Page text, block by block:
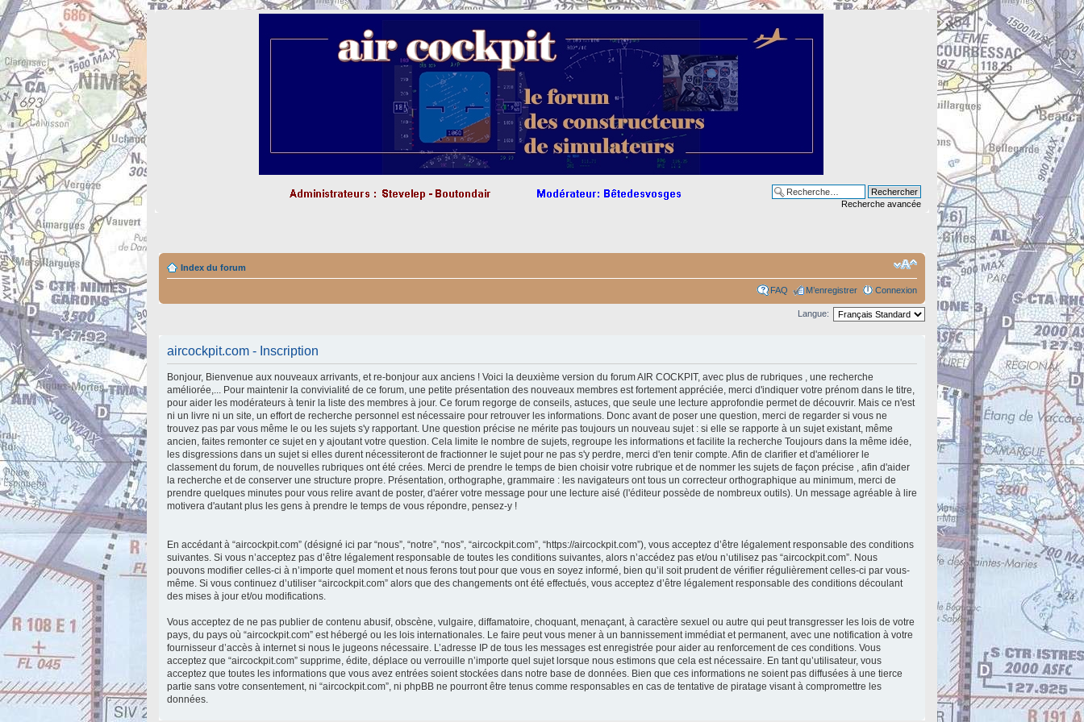
Recherche avancée
Index du forum
FAQ M’enregistrer Connexion
Langue:
aircockpit.com - Inscription
Bonjour, Bienvenue aux nouveaux arrivants, et re-bonjour aux anciens ! Voici la deuxième version du forum AIR COCKPIT, avec plus de rubriques , une recherche
améliorée,... Pour maintenir la convivialité de ce forum, une petite présentation des nouveaux membres est fortement appréciée, merci d'indiquer votre prénom dans le titre,
pour aider les modérateurs à tenir la liste des membres à jour. Ce forum regorge de conseils, astuces, que seule une lecture approfondie permet de découvrir. Mais ce n'est
ni un livre ni un site, un effort de recherche personnel est nécessaire pour retrouver les informations. Donc avant de poser une question, merci de regarder si vous ne
trouvez pas par vous même le ou les sujets s'y rapportant. Une question précise ne mérite pas toujours un nouveau sujet : si elle se rapporte à un sujet existant, même
ancien, faites remonter ce sujet en y ajoutant votre question. Cela limite le nombre de sujets, regroupe les informations et facilite la recherche Toujours dans la même idée,
les disgressions dans un sujet si elles durent nécessiteront de fractionner le sujet pour ne pas s'y perdre, merci d'en tenir compte. Afin de clarifier et d'améliorer le
classement du forum, de nouvelles rubriques ont été crées. Merci de prendre le temps de bien choisir votre rubrique et de nommer les sujets de façon précise , afin d'aider
la recherche et de conserver une structure propre. Présentation, orthographe, grammaire : les navigateurs ont tous un correcteur orthographique au minimum, merci de
prendre quelques minutes pour vous relire avant de poster, d'aérer votre message pour une lecture aisé (l'éditeur possède de nombreux outils). Un message agréable à lire
motivera d'autant plus les gens à prendre le temps de vous répondre, pensez-y !
En accédant à “aircockpit.com” (désigné ici par “nous”, “notre”, “nos”, “aircockpit.com”, “https://aircockpit.com”), vous acceptez d’être légalement responsable des conditions
suivantes. Si vous n’acceptez pas d’être légalement responsable de toutes les conditions suivantes, alors n’accédez pas et/ou n’utilisez pas “aircockpit.com”. Nous
pouvons modifier celles-ci à n’importe quel moment et nous ferons tout pour que vous en soyez informé, bien qu’il soit prudent de vérifier régulièrement celles-ci par vous-
même. Si vous continuez d’utiliser “aircockpit.com” alors que des changements ont été effectués, vous acceptez d’être légalement responsable des conditions découlant
des mises à jour et/ou modifications.
Vous acceptez de ne pas publier de contenu abusif, obscène, vulgaire, diffamatoire, choquant, menaçant, à caractère sexuel ou autre qui peut transgresser les lois de votre
pays, du pays où “aircockpit.com” est hébergé ou les lois internationales. Le faire peut vous mener à un bannissement immédiat et permanent, avec une notification à votre
fournisseur d’accès à internet si nous le jugeons nécessaire. L’adresse IP de tous les messages est enregistrée pour aider au renforcement de ces conditions. Vous
acceptez que “aircockpit.com” supprime, édite, déplace ou verrouille n’importe quel sujet lorsque nous estimons que cela est nécessaire. En tant qu’utilisateur, vous
acceptez que toutes les informations que vous avez entrées soient stockées dans notre base de données. Bien que ces informations ne soient pas diffusées à une tierce
partie sans votre consentement, ni “aircockpit.com”, ni phpBB ne pourront être tenus comme responsables en cas de tentative de piratage visant à compromettre les
données.